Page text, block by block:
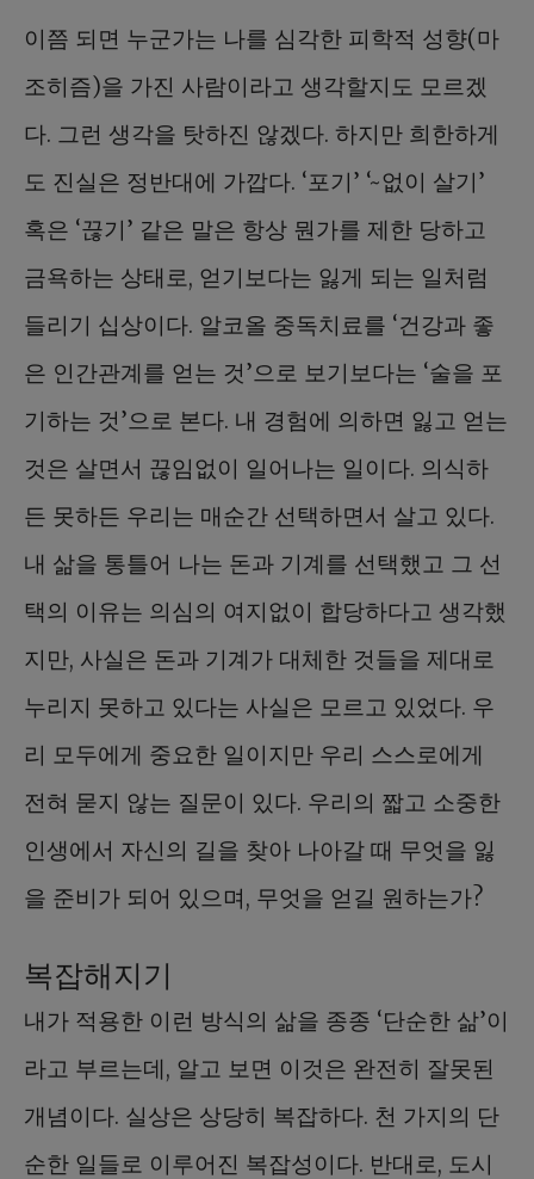
이쯤 되면 누군가는 나를 심각한 피학적 성향(마
조히즘)을 가진 사람이라고 생각할지도 모르겠
다. 그런 생각을 탓하진 않겠다. 하지만 희한하게
도 진실은 정반대에 가깝다. ‘포기’ ‘~없이 살기’
혹은 ‘끊기’ 같은 말은 항상 뭔가를 제한 당하고
금욕하는 상태로, 얻기보다는 잃게 되는 일처럼
들리기 십상이다. 알코올 중독치료를 ‘건강과 좋
은 인간관계를 얻는 것’으로 보기보다는 ‘술을 포
기하는 것’으로 본다. 내 경험에 의하면 잃고 얻는
것은 살면서 끊임없이 일어나는 일이다. 의식하
든 못하든 우리는 매순간 선택하면서 살고 있다.
내 삶을 통틀어 나는 돈과 기계를 선택했고 그 선
택의 이유는 의심의 여지없이 합당하다고 생각했
지만, 사실은 돈과 기계가 대체한 것들을 제대로
누리지 못하고 있다는 사실은 모르고 있었다. 우
리 모두에게 중요한 일이지만 우리 스스로에게
전혀 묻지 않는 질문이 있다. 우리의 짧고 소중한
인생에서 자신의 길을 찾아 나아갈 때 무엇을 잃
을 준비가 되어 있으며, 무엇을 얻길 원하는가?
복잡해지기
내가 적용한 이런 방식의 삶을 종종 ‘단순한 삶’이
라고 부르는데, 알고 보면 이것은 완전히 잘못된
개념이다. 실상은 상당히 복잡하다. 천 가지의 단
순한 일들로 이루어진 복잡성이다. 반대로, 도시